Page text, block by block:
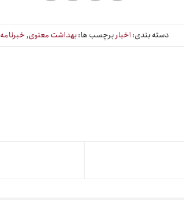
دسته بندی: اخبار برچسب ها:بهداشت معنوی, خبرنامه